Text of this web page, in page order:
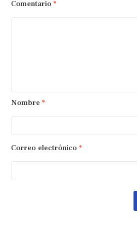
Comentario *
Nombre *
Correo electrónico *